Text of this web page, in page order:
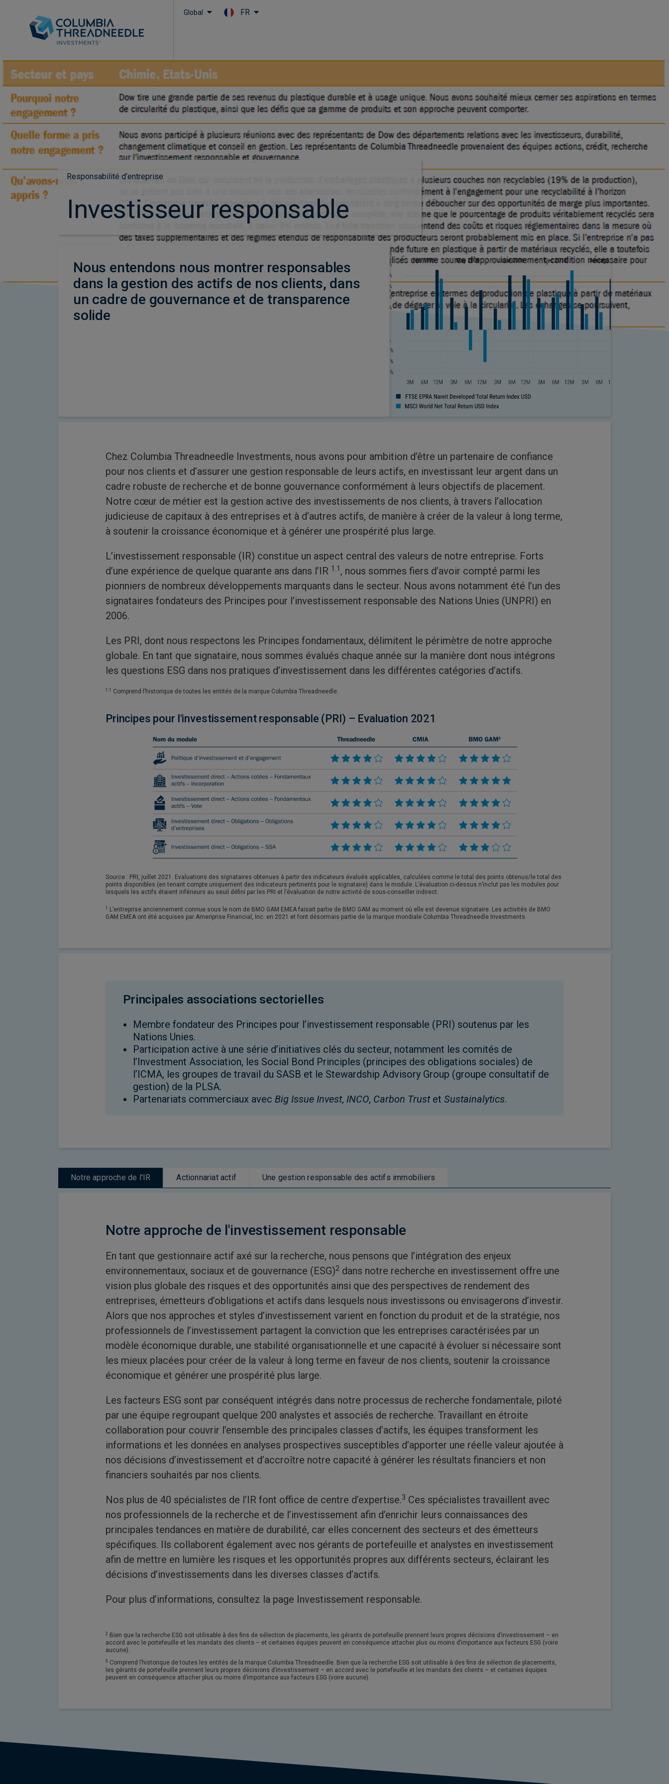
Global FR
Responsabilité d’entreprise
Investisseur responsable​
Nous entendons nous montrer responsables
dans la gestion des actifs de nos clients, dans
un cadre de gouvernance et de transparence
solide
Chez Columbia Threadneedle Investments, nous avons pour ambition d’être un partenaire de confiance
pour nos clients et d’assurer une gestion responsable de leurs actifs, en investissant leur argent dans un
cadre robuste de recherche et de bonne gouvernance conformément à leurs objectifs de placement.
Notre cœur de métier est la gestion active des investissements de nos clients, à travers l’allocation
judicieuse de capitaux à des entreprises et à d’autres actifs, de manière à créer de la valeur à long terme,
à soutenir la croissance économique et à générer une prospérité plus large.
L’investissement responsable (IR) constitue un aspect central des valeurs de notre entreprise. Forts
d’une expérience de quelque quarante ans dans l’IR 1.1 , nous sommes fiers d’avoir compté parmi les
pionniers de nombreux développements marquants dans le secteur. Nous avons notamment été l’un des
signataires fondateurs des Principes pour l’investissement responsable des Nations Unies (UNPRI) en
2006.
Les PRI, dont nous respectons les Principes fondamentaux, délimitent le périmètre de notre approche
globale. En tant que signataire, nous sommes évalués chaque année sur la manière dont nous intégrons
les questions ESG dans nos pratiques d’investissement dans les différentes catégories d’actifs.
1.1 Comprend l’historique de toutes les entités de la marque Columbia Threadneedle.
Principes pour l'investissement responsable (PRI) – Evaluation 2021
Source : PRI, juillet 2021. Evaluations des signataires obtenues à partir des indicateurs évalués applicables, calculées comme le total des points obtenus/le total des
points disponibles (en tenant compte uniquement des indicateurs pertinents pour le signataire) dans le module. L’évaluation ci-dessus n’inclut pas les modules pour
lesquels les actifs étaient inférieurs au seuil défini par les PRI et l’évaluation de notre activité de sous-conseiller indirect.
1
L’entreprise anciennement connue sous le nom de BMO GAM EMEA faisait partie de BMO GAM au moment où elle est devenue signataire. Les activités de BMO
GAM EMEA ont été acquises par Ameriprise Financial, Inc. en 2021 et font désormais partie de la marque mondiale Columbia Threadneedle Investments.
Principales associations sectorielles
Membre fondateur des Principes pour l’investissement responsable (PRI) soutenus par les
Nations Unies.
Participation active à une série d’initiatives clés du secteur, notamment les comités de
l’Investment Association, les Social Bond Principles (principes des obligations sociales) de
l’ICMA, les groupes de travail du SASB et le Stewardship Advisory Group (groupe consultatif de
gestion) de la PLSA.
Partenariats commerciaux avec Big Issue Invest, INCO, Carbon Trustet Sustainalytics.
Notre approche de l'IR Actionnariat actif Une gestion responsable des actifs immobiliers
Notre approche de l'investissement responsable
En tant que gestionnaire actif axé sur la recherche, nous pensons que l’intégration des enjeux
environnementaux, sociaux et de gouvernance (ESG)2 dans notre recherche en investissement offre une
vision plus globale des risques et des opportunités ainsi que des perspectives de rendement des
entreprises, émetteurs d’obligations et actifs dans lesquels nous investissons ou envisagerons d’investir.
Alors que nos approches et styles d’investissement varient en fonction du produit et de la stratégie, nos
professionnels de l’investissement partagent la conviction que les entreprises caractérisées par un
modèle économique durable, une stabilité organisationnelle et une capacité à évoluer si nécessaire sont
les mieux placées pour créer de la valeur à long terme en faveur de nos clients, soutenir la croissance
économique et générer une prospérité plus large.
Les facteurs ESG sont par conséquent intégrés dans notre processus de recherche fondamentale, piloté
par une équipe regroupant quelque 200 analystes et associés de recherche. Travaillant en étroite
collaboration pour couvrir l’ensemble des principales classes d’actifs, les équipes transforment les
informations et les données en analyses prospectives susceptibles d’apporter une réelle valeur ajoutée à
nos décisions d’investissement et d’accroître notre capacité à générer les résultats financiers et non
financiers souhaités par nos clients.
Nos plus de 40 spécialistes de l’IR font office de centre d’expertise.3 Ces spécialistes travaillent avec
nos professionnels de la recherche et de l’investissement afin d’enrichir leurs connaissances des
principales tendances en matière de durabilité, car elles concernent des secteurs et des émetteurs
spécifiques. Ils collaborent également avec nos gérants de portefeuille et analystes en investissement
afin de mettre en lumière les risques et les opportunités propres aux différents secteurs, éclairant les
décisions d’investissements dans les diverses classes d’actifs.
Pour plus d’informations, consultez la page Investissement responsable.
2 Bien que la recherche ESG soit utilisable à des fins de sélection de placements, les gérants de portefeuille prennent leurs propres décisions d’investissement – en
accord avec le portefeuille et les mandats des clients – et certaines équipes peuvent en conséquence attacher plus ou moins d’importance aux facteurs ESG (voire
aucune).
3 Comprend l’historique de toutes les entités de la marque Columbia Threadneedle. Bien que la recherche ESG soit utilisable à des fins de sélection de placements,
les gérants de portefeuille prennent leurs propres décisions d’investissement – en accord avec le portefeuille et les mandats des clients – et certaines équipes
peuvent en conséquence attacher plus ou moins d’importance aux facteurs ESG (voire aucune).